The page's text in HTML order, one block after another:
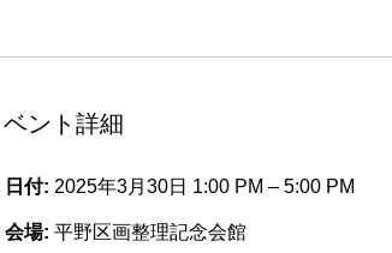
ベント詳細
日付: 2025年3月30日 1:00 PM – 5:00 PM
会場: 平野区画整理記念会館